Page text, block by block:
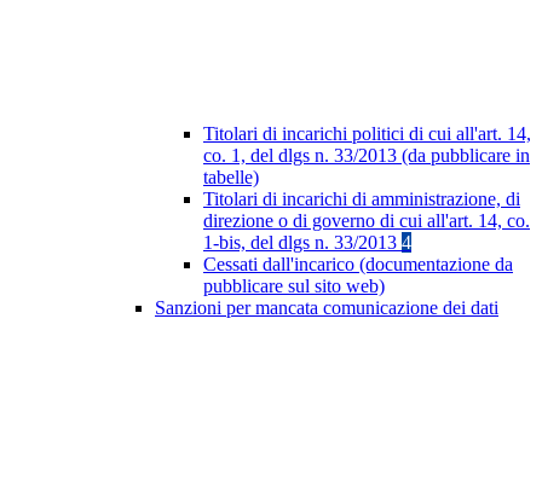
Titolari di incarichi politici di cui all'art. 14,
co. 1, del dlgs n. 33/2013 (da pubblicare in
tabelle)
Titolari di incarichi di amministrazione, di
direzione o di governo di cui all'art. 14, co.
1-bis, del dlgs n. 33/2013 4
Cessati dall'incarico (documentazione da
pubblicare sul sito web)
Sanzioni per mancata comunicazione dei dati